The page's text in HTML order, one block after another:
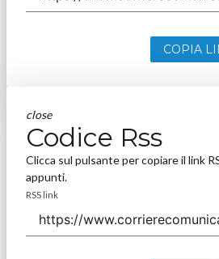
COPIA
close
Codice Rss
Clicca sul pulsante per copiare il link
appunti.
RSS link